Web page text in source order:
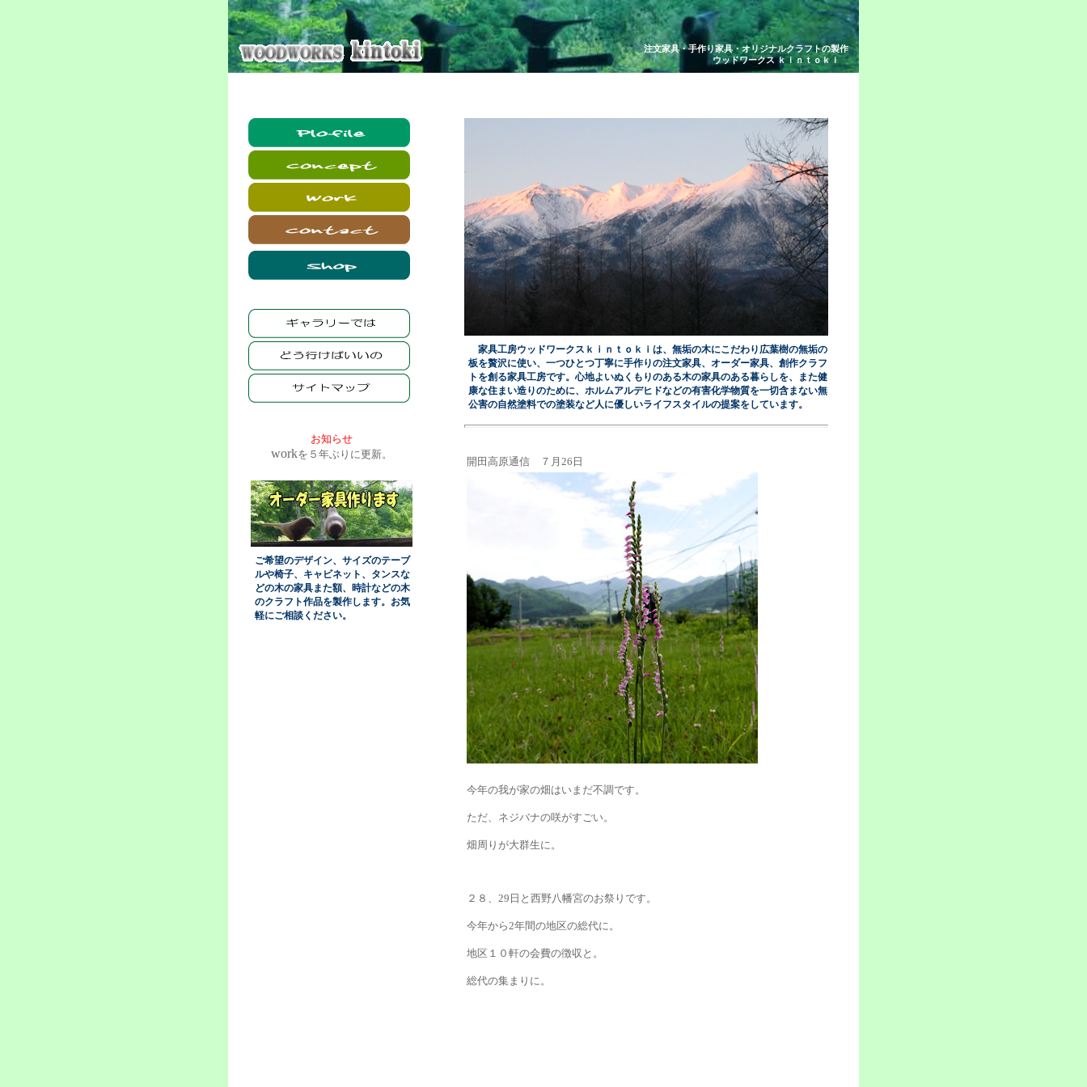
注文家具・手作り家具・オリジナルクラフトの製作
ウッドワークス ｋｉｎｔｏｋｉ
お知らせ
workを５年ぶりに更新。
ご希望のデザイン、サイズのテーブ
ルや椅子、キャビネット、タンスな
どの木の家具また額、時計などの木
のクラフト作品を製作します。お気
軽にご相談ください。
家具工房ウッドワークスｋｉｎｔｏｋｉは、無垢の木にこだわり広葉樹の無垢の
板を贅沢に使い、一つひとつ丁寧に手作りの注文家具、オーダー家具、創作クラフ
トを創る家具工房です。心地よいぬくもりのある木の家具のある暮らしを、また健
康な住まい造りのために、ホルムアルデヒドなどの有害化学物質を一切含まない無
公害の自然塗料での塗装など人に優しいライフスタイルの提案をしています。
開田高原通信 ７月26日
今年の我が家の畑はいまだ不調です。
ただ、ネジバナの咲がすごい。
畑周りが大群生に。
２８、29日と西野八幡宮のお祭りです。
今年から2年間の地区の総代に。
地区１０軒の会費の徴収と。
総代の集まりに。